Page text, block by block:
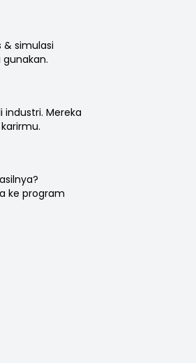
& simulasi
Mereka
ke program